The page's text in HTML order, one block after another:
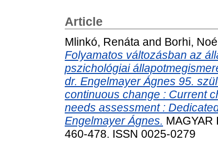
Article
Mlinkó, Renáta and Borhi,
Folyamatos változásban az
pszichológiai
dr. Engelmayer Ágnes 95.
continuous change : Current
needs assessment :
Engelmayer Ágnes. MAGYAR
460-478. ISSN 0025-0279